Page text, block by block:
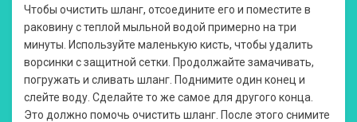
Чтобы очистить шланг, отсоедините его и поместите в
раковину с теплой мыльной водой примерно на три
минуты. Используйте маленькую кисть, чтобы удалить
ворсинки с защитной сетки. Продолжайте замачивать,
погружать и сливать шланг. Поднимите один конец и
слейте воду. Сделайте то же самое для другого конца.
Это должно помочь очистить шланг. После этого снимите